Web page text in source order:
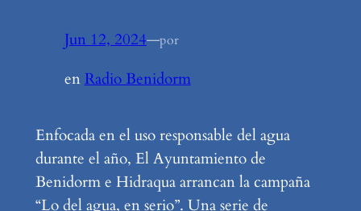
Jun 12, 2024—por
en Radio Benidorm
Enfocada en el uso responsable del agua
durante el año, El Ayuntamiento de
Benidorm e Hidraqua arrancan la campaña
“Lo del agua, en serio”. Una serie de